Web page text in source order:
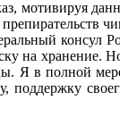
мотивируя
консул
хранение.
в полной